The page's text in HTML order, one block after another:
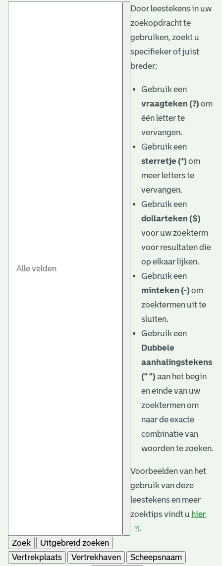
Door leestekens in uw
zoekopdracht te
gebruiken, zoekt u
specifieker of juist
breder:
Gebruik een
vraagteken (?) om
één letter te
vervangen.
Gebruik een
sterretje (*) om
meer letters te
vervangen.
Gebruik een
dollarteken ($)
voor uw zoekterm
voor resultaten die
op elkaar lijken.
Gebruik een
minteken (-) om
zoektermen uit te
sluiten.
Gebruik een
Dubbele
aanhalingstekens
(" ") aan het begin
en einde van uw
zoektermen om
naar de exacte
combinatie van
woorden te zoeken.
Voorbeelden van het
gebruik van deze
leestekens en meer
zoektips vindt u hier
.
Zoek
Uitgebreid zoeken
Vertrekplaats
Vertrekhaven
Scheepsnaam